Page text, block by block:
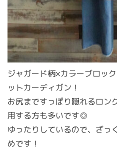
ジャガード柄×カラーブロッ
ットカーディガン！
お尻まですっぽり隠れるロン
用する方も多いです◎
ゆったりしているので、ざっ
めです！